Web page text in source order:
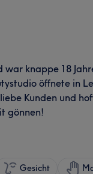
war knappe 18
öffnete in
Kunden und
gönnen!
Gesicht